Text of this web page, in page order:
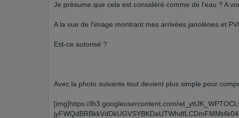
Je présume que cela est considéré comme de l'eau ? A
A la vue de l'image montrant mes arrivées janolènes et
Est-ce autorisé ?
Avec la photo suivante tout devient plus simple pour
[img]https://lh3.googleusercontent.com/